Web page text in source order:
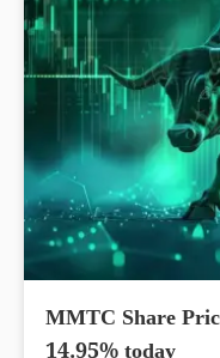
MMTC Share